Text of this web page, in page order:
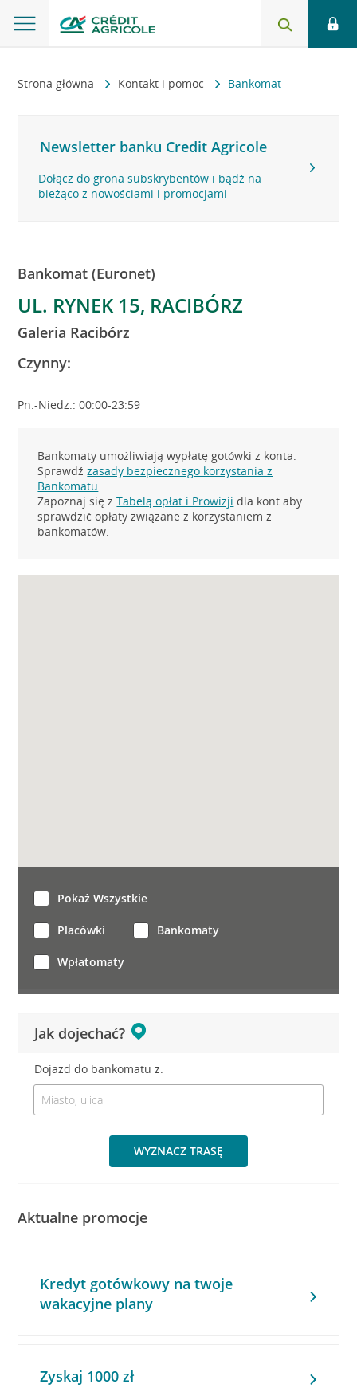
Strona główna Kontakt i pomoc Bankomat
Newsletter banku Credit Agricole
Dołącz do grona subskrybentów i bądź na
bieżąco z nowościami i promocjami
Bankomat (Euronet)
UL. RYNEK 15, RACIBÓRZ
Galeria Racibórz
Czynny:
Pn.-Niedz.: 00:00-23:59
Bankomaty umożliwiają wypłatę gotówki z konta.
Sprawdźzasady bezpiecznego korzystania z
Bankomatu.
Zapoznaj się zTabelą opłat i Prowizji dla kont aby
sprawdzić opłaty związane z korzystaniem z
bankomatów.
Jak dojechać?
Dojazd do bankomatu z:
WYZNACZ TRASĘ
Pokaż Wszystkie
Placówki Bankomaty
Wpłatomaty
Aktualne promocje
Kredyt gotówkowy na twoje
wakacyjne plany
Zyskaj 1000 zł